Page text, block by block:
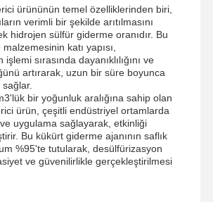
ürününün temel özelliklerinden biri,
verimli bir şekilde arıtılmasını
hidrojen sülfür giderme oranıdır. Bu
katı yapısı,
sırasında dayanıklılığını ve
artırarak, uzun bir süre boyunca
bir yoğunluk aralığına sahip olan
ürün, çeşitli endüstriyel ortamlarda
uygulama sağlayarak, etkinliği
Bu kükürt giderme ajanının saflık
%95'te tutularak, desülfürizasyon
ve güvenilirlikle gerçekleştirilmesi